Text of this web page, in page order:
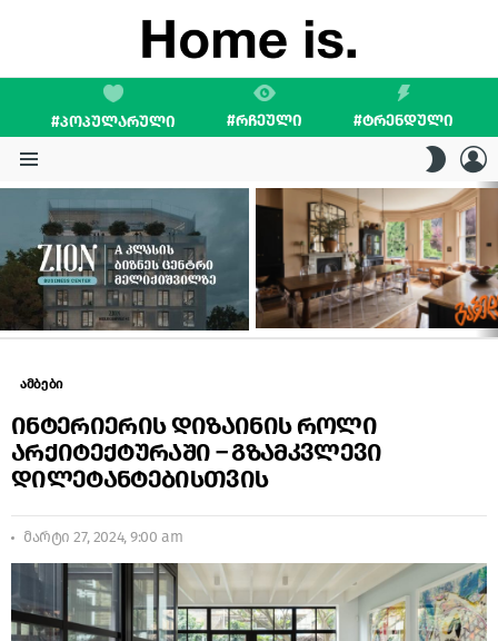
#ᲞᲝᲞᲣᲚᲐᲠᲣᲚᲘ #ᲠᲩᲔᲣᲚᲘ #ᲢᲠᲔᲜᲓᲣᲚᲘ
SKIN
STORIES
ამბები
ინტერიერის დიზაინის როლი
არქიტექტურაში – გზამკვლევი
დილეტანტებისთვის
მარტი 27, 2024, 9:00 am